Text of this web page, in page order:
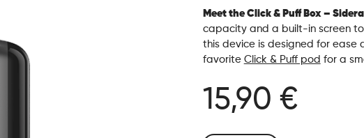
Meet the Click & Puff Box –
capacity and a built-in screen
this device is designed for ease
favorite Click & Puff pod for a
15,90 €